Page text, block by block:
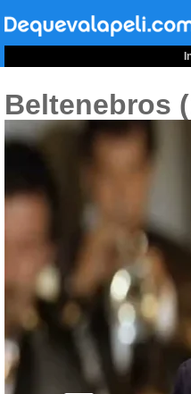
Beltenebros